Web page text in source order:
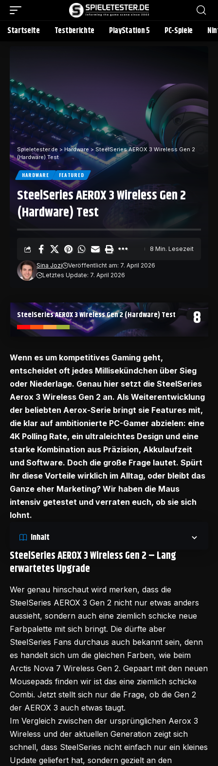
Startseite Testberichte PlayStation 5 PC-Spiele
Spieletester.de > Hardware > SteelSeries AEROX 3 Wireless Gen 2
(Hardware) Test
HARDWARE FEATURED
SteelSeries AEROX 3 Wireless Gen 2
(Hardware) Test
Sina Jozi
Veröffentlicht am: 7. April 2026
Letztes Update: 7. April 2026
8 Min. Lesezeit
8
SteelSeries AEROX 3 Wireless Gen 2 (Hardware) Test
Wenn es um kompetitives Gaming geht,
entscheidet oft jedes Millisekündchen über Sieg
oder Niederlage. Genau hier setzt die SteelSeries
Aerox 3 Wireless Gen 2 an. Als Weiterentwicklung
der beliebten Aerox-Serie bringt sie Features mit,
die klar auf ambitionierte PC-Gamer abzielen: eine
4K Polling Rate, ein ultraleichtes Design und eine
starke Kombination aus Präzision, Akkulaufzeit
und Software. Doch die große Frage lautet. Spürt
ihr diese Vorteile wirklich im Alltag, oder bleibt das
Ganze eher Marketing? Wir haben die Maus
intensiv getestet und verraten euch, ob sie sich
lohnt.
Inhalt
SteelSeries AEROX 3 Wireless Gen 2 – Lang
erwartetes Upgrade
Wer genau hinschaut wird merken, dass die
SteelSeries AEROX 3 Gen 2 nicht nur etwas anders
aussieht, sondern auch eine ziemlich schicke neue
Farbpalette mit sich bringt. Die dürfte aber
SteelSeries Fans durchaus auch bekannt sein, denn
es handelt sich um die gleichen Farben, wie beim
Arctis Nova 7 Wireless Gen 2. Gepaart mit den neuen
Mousepads finden wir ist das eine ziemlich schicke
Combi. Jetzt stellt sich nur die Frage, ob die Gen 2
der AEROX 3 auch etwas taugt.
Im Vergleich zwischen der ursprünglichen Aerox 3
Wireless und der aktuellen Generation zeigt sich
schnell, dass SteelSeries nicht einfach nur ein kleines
Update geliefert hat, sondern gezielt an den